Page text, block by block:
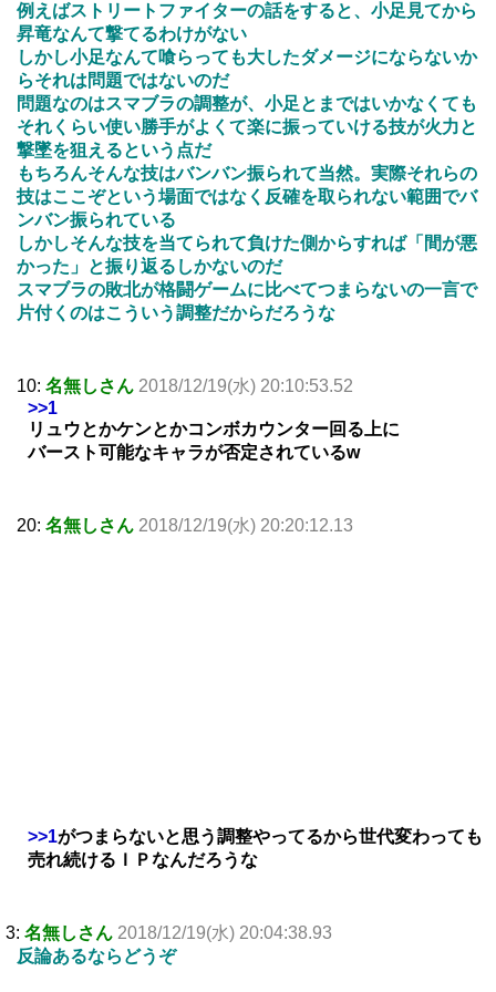
例えばストリートファイターの話をすると、小足見てから
昇竜なんて撃てるわけがない
しかし小足なんて喰らっても大したダメージにならないか
らそれは問題ではないのだ
問題なのはスマブラの調整が、小足とまではいかなくても
それくらい使い勝手がよくて楽に振っていける技が火力と
撃墜を狙えるという点だ
もちろんそんな技はバンバン振られて当然。実際それらの
技はここぞという場面ではなく反確を取られない範囲でバ
ンバン振られている
しかしそんな技を当てられて負けた側からすれば「間が悪
かった」と振り返るしかないのだ
スマブラの敗北が格闘ゲームに比べてつまらないの一言で
片付くのはこういう調整だからだろうな
10: 名無しさん 2018/12/19(水) 20:10:53.52
>>1
リュウとかケンとかコンボカウンター回る上に
バースト可能なキャラが否定されているw
20: 名無しさん 2018/12/19(水) 20:20:12.13
>>1がつまらないと思う調整やってるから世代変わっても
売れ続けるＩＰなんだろうな
3: 名無しさん 2018/12/19(水) 20:04:38.93
反論あるならどうぞ